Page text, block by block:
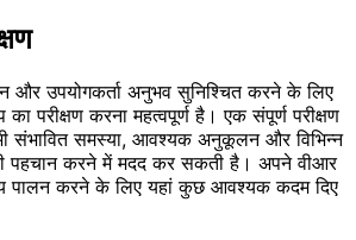
और उपयोगकर्ता अनुभव सुनिश्चित करने के लिए
परीक्षण करना महत्वपूर्ण है। एक संपूर्ण परीक्षण
संभावित समस्या, आवश्यक अनुकूलन और विभिन्न
पहचान करने में मदद कर सकती है। अपने वीआर
पालन करने के लिए यहां कुछ आवश्यक कदम दिए